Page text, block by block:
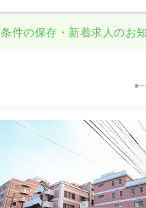
条件の保存・新着求人のお
※